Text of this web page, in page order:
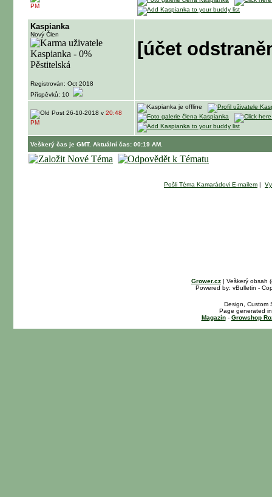
PM
Kaspianka
Nový Člen
Registrován: Oct 2018
Příspěvků: 10
[účet
26-10-2018 v 20:48
PM
Veškerý čas je GMT. Aktuální čas: 00:19 AM.
Pošli Téma Kamarádovi E-mailem |
Grower.cz | Veškerý obsah
Powered by: vBulletin -
Design, Custom
Page generated
Magazín- Growshop